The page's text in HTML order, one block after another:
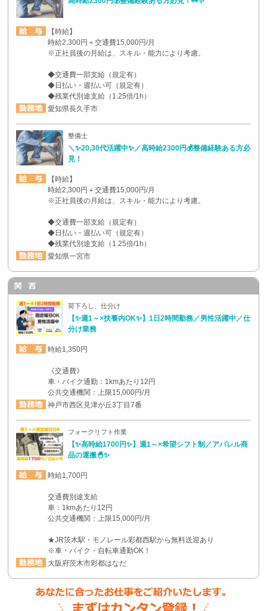
【時給】
時給2,300円＋交通費15,000円/月
※正社員後の月給は、スキル・能力により考慮。
◆交通費一部支給（規定有）
◆日払い・週払い可（規定有）
◆残業代別途支給（1.25倍/1h）
愛知県長久手市
整備士
＼✨20,30代活躍中✨／高時給2300円💰整備経験ある方必
見！
【時給】
時給2,300円＋交通費15,000円/月
※正社員後の月給は、スキル・能力により考慮。
◆交通費一部支給（規定有）
◆日払い・週払い可（規定有）
◆残業代別途支給（1.25倍/1h）
愛知県一宮市
関 西
荷下ろし、仕分け
【✨週1～×扶養内OK✨】1日2時間勤務／男性活躍中／仕
分け業務
時給1,350円
《交通費》
車・バイク通勤：1kmあたり12円
公共交通機関：上限15,000円/月
神戸市西区見津が丘3丁目7番
フォークリフト作業
【✨高時給1700円✨】週1～×希望シフト制／アパレル商
品の運搬🐣✨
時給1,700円
交通費別途支給
車：1kmあたり12円
公共交通機関：上限15,000円/月
★JR茨木駅・モノレール彩都西駅から無料送迎あり
※車・バイク・自転車通勤OK！
大阪府茨木市彩都はなだ